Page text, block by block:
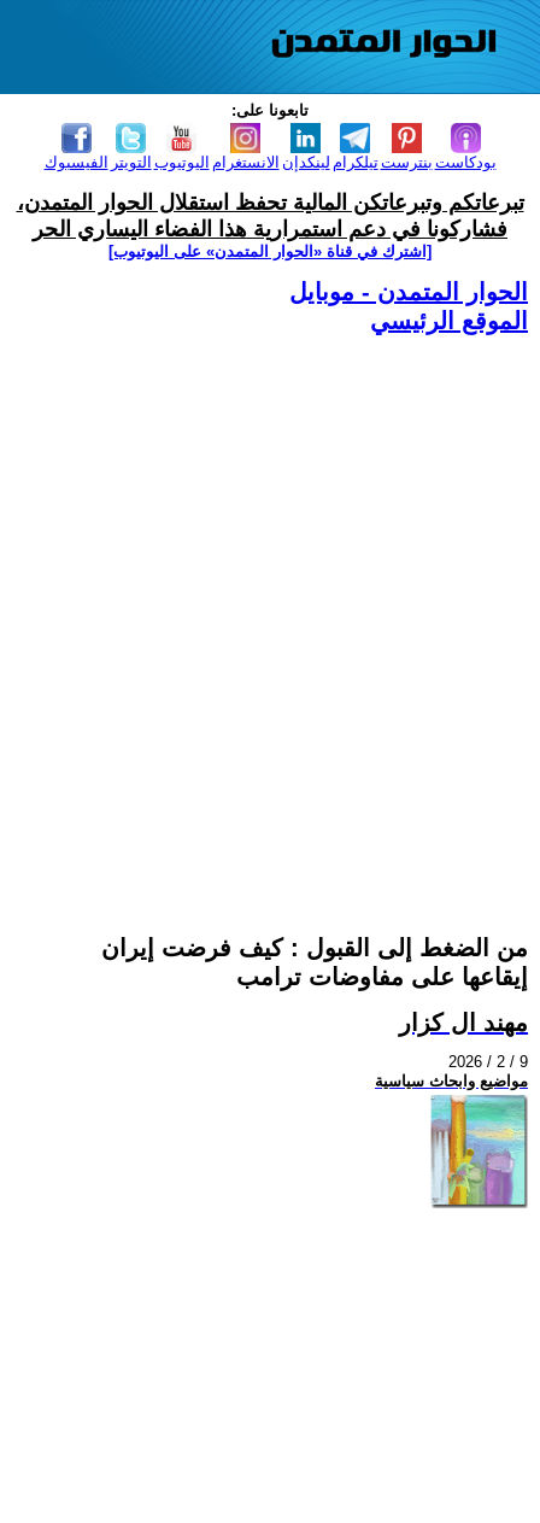
تابعونا على:
الفيسبوك التويتر اليوتيوب الانستغرام لينكدإن تيلكرامبنترست بودكاست
تبرعاتكم وتبرعاتكن المالية تحفظ استقلال الحوار المتمدن،
فشاركونا في دعم استمرارية هذا الفضاء اليساري الحر
[اشترك في قناة ‫«الحوار المتمدن» على اليوتيوب]
الحوار المتمدن - موبايل
الموقع الرئيسي
من الضغط إلى القبول : كيف فرضت إيران
إيقاعها على مفاوضات ترامب
مهند ال كزار
2026 / 2 / 9
مواضيع وابحاث سياسية